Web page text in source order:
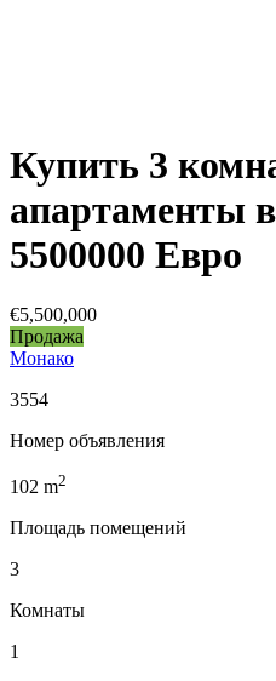
Купить 3
апартаменты
5500000 Евро
€5,500,000
Продажа
Монако
3554
Номер объявления
102 m2
Площадь помещений
3
Комнаты
1